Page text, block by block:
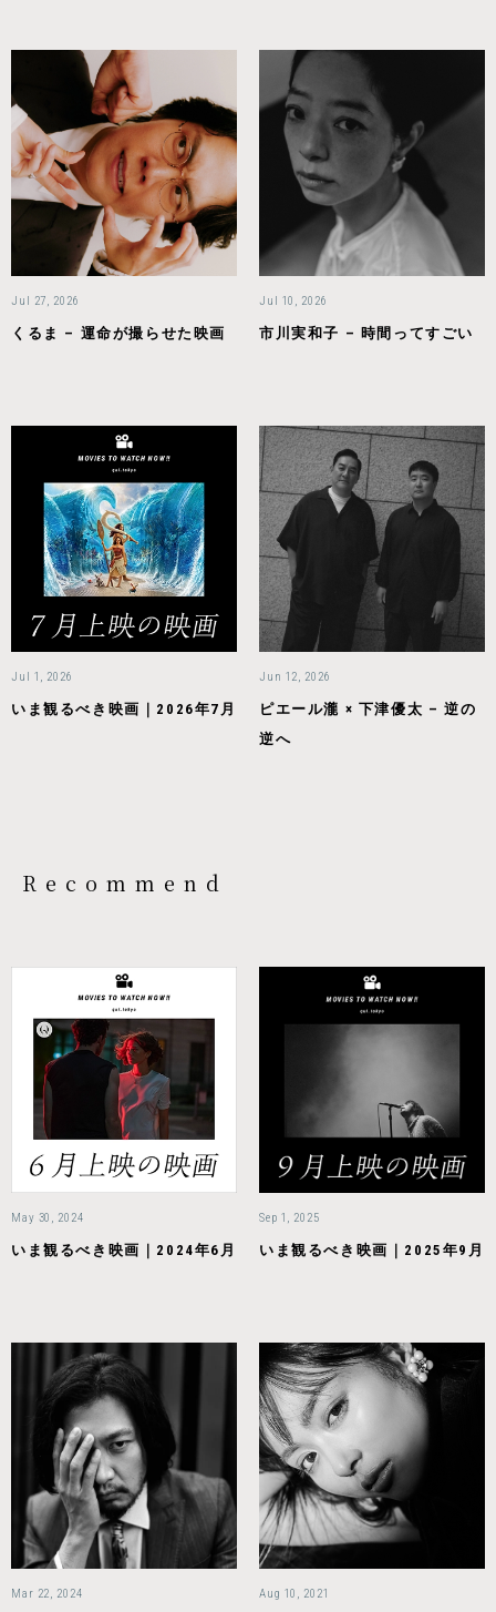
Jul 27, 2026
くるま – 運命が撮らせた映画
Jul 10, 2026
市川実和子 – 時間ってすごい
Jul 1, 2026
いま観るべき映画｜2026年7月
Jun 12, 2026
ピエール瀧 × 下津優太 – 逆の
逆へ
Recommend
May 30, 2024
いま観るべき映画｜2024年6月
Sep 1, 2025
いま観るべき映画｜2025年9月
Mar 22, 2024 Aug 10, 2021